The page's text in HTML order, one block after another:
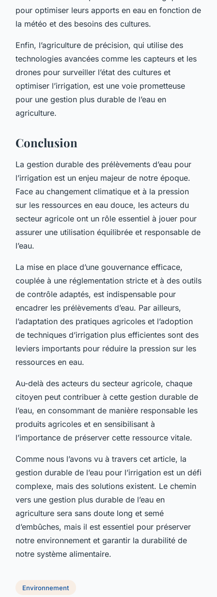
pour optimiser leurs apports en eau en fonction de
la météo et des besoins des cultures.
Enfin, l’agriculture de précision, qui utilise des
technologies avancées comme les capteurs et les
drones pour surveiller l’état des cultures et
optimiser l’irrigation, est une voie prometteuse
pour une gestion plus durable de l’eau en
agriculture.
Conclusion
La gestion durable des prélèvements d’eau pour
l’irrigation est un enjeu majeur de notre époque.
Face au changement climatique et à la pression
sur les ressources en eau douce, les acteurs du
secteur agricole ont un rôle essentiel à jouer pour
assurer une utilisation équilibrée et responsable de
l’eau.
La mise en place d’une gouvernance efficace,
couplée à une réglementation stricte et à des outils
de contrôle adaptés, est indispensable pour
encadrer les prélèvements d’eau. Par ailleurs,
l’adaptation des pratiques agricoles et l’adoption
de techniques d’irrigation plus efficientes sont des
leviers importants pour réduire la pression sur les
ressources en eau.
Au-delà des acteurs du secteur agricole, chaque
citoyen peut contribuer à cette gestion durable de
l’eau, en consommant de manière responsable les
produits agricoles et en sensibilisant à
l’importance de préserver cette ressource vitale.
Comme nous l’avons vu à travers cet article, la
gestion durable de l’eau pour l’irrigation est un défi
complexe, mais des solutions existent. Le chemin
vers une gestion plus durable de l’eau en
agriculture sera sans doute long et semé
d’embûches, mais il est essentiel pour préserver
notre environnement et garantir la durabilité de
notre système alimentaire.
Environnement